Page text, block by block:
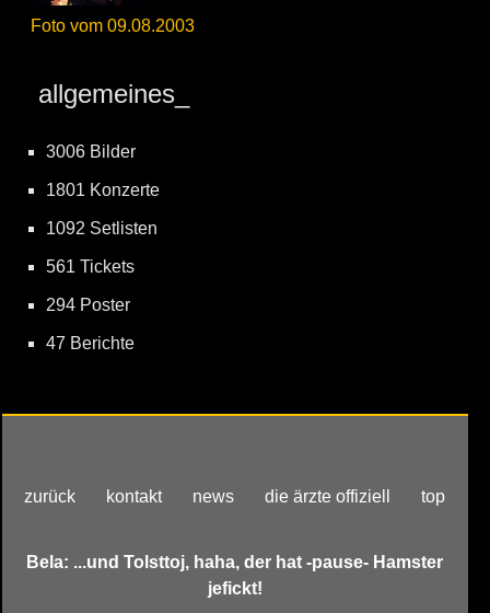
Foto vom 09.08.2003
allgemeines_
3006 Bilder
1801 Konzerte
1092 Setlisten
561 Tickets
294 Poster
47 Berichte
zurück kontakt news die ärzte offiziell top
Bela: ...und Tolsttoj, haha, der hat -pause- Hamster
jefickt!